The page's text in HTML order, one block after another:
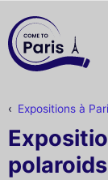
Expositions à